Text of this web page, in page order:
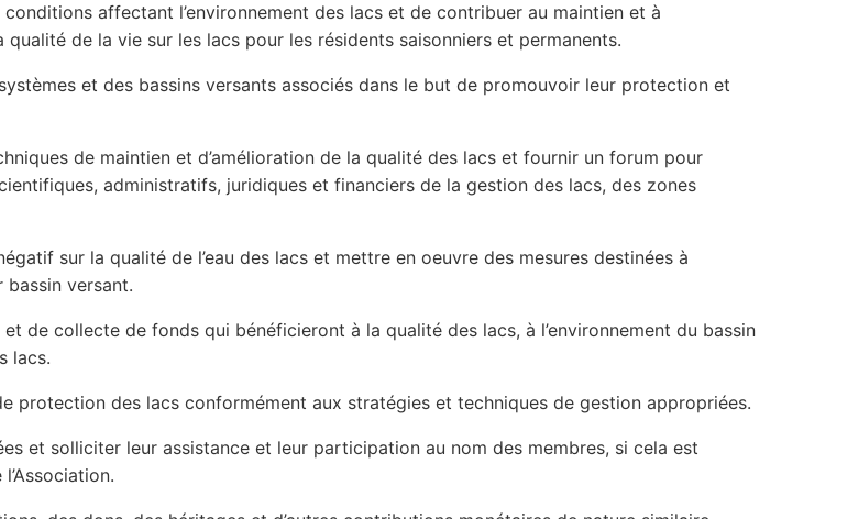
affectant l’environnement des lacs et de contribuer au maintien et à
de la vie sur les lacs pour les résidents saisonniers et permanents.
et des bassins versants associés dans le but de promouvoir leur protection et
de maintien et d’amélioration de la qualité des lacs et fournir un forum pour
administratifs, juridiques et financiers de la gestion des lacs, des zones
sur la qualité de l’eau des lacs et mettre en oeuvre des mesures destinées à
bassin versant.
de collecte de fonds qui bénéficieront à la qualité des lacs, à l’environnement du bassin
lacs.
protection des lacs conformément aux stratégies et techniques de gestion appropriées.
et solliciter leur assistance et leur participation au nom des membres, si cela est